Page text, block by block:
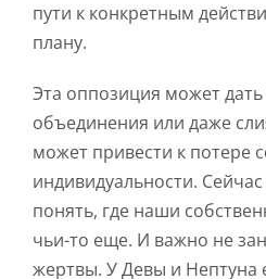
пути к конкретным
плану.
Эта оппозиция может
объединения или даже
может привести к потере
индивидуальности.
понять, где наши
чьи-то еще. И важно не
жертвы. У Девы и